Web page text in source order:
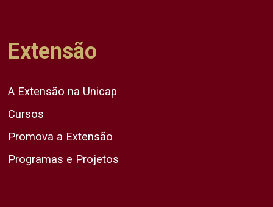
Extensão
A Extensão na Unicap
Cursos
Promova a Extensão
Programas e Projetos